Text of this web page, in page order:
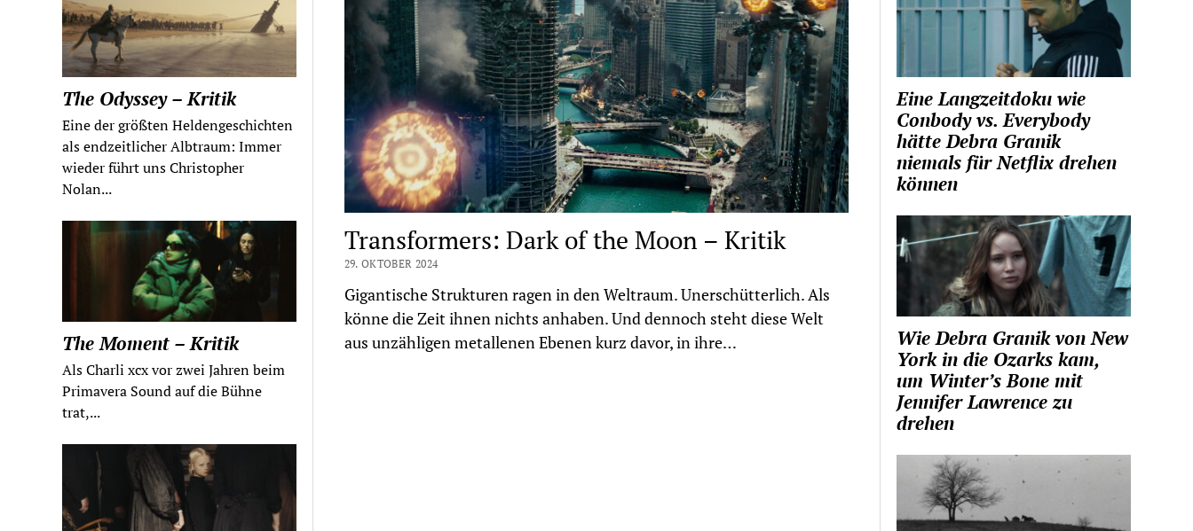
The Odyssey – Kritik
Eine der größten Heldengeschichten
als endzeitlicher Albtraum: Immer
wieder führt uns Christopher
Nolan...
The Moment – Kritik
Als Charli xcx vor zwei Jahren beim
Primavera Sound auf die Bühne
trat,...
Transformers: Dark of the Moon – Kritik
29. OKTOBER 2024
Gigantische Strukturen ragen in den Weltraum. Unerschütterlich. Als
könne die Zeit ihnen nichts anhaben. Und dennoch steht diese Welt
aus unzähligen metallenen Ebenen kurz davor, in ihre…
Eine Langzeitdoku wie
Conbody vs. Everybody
hätte Debra Granik
niemals für Netflix drehen
können
Wie Debra Granik von New
York in die Ozarks kam,
um Winter’s Bone mit
Jennifer Lawrence zu
drehen